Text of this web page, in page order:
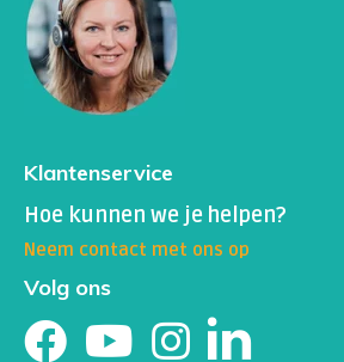
Klantenservice
Hoe kunnen we je helpen?
Neem contact met ons op
Volg ons